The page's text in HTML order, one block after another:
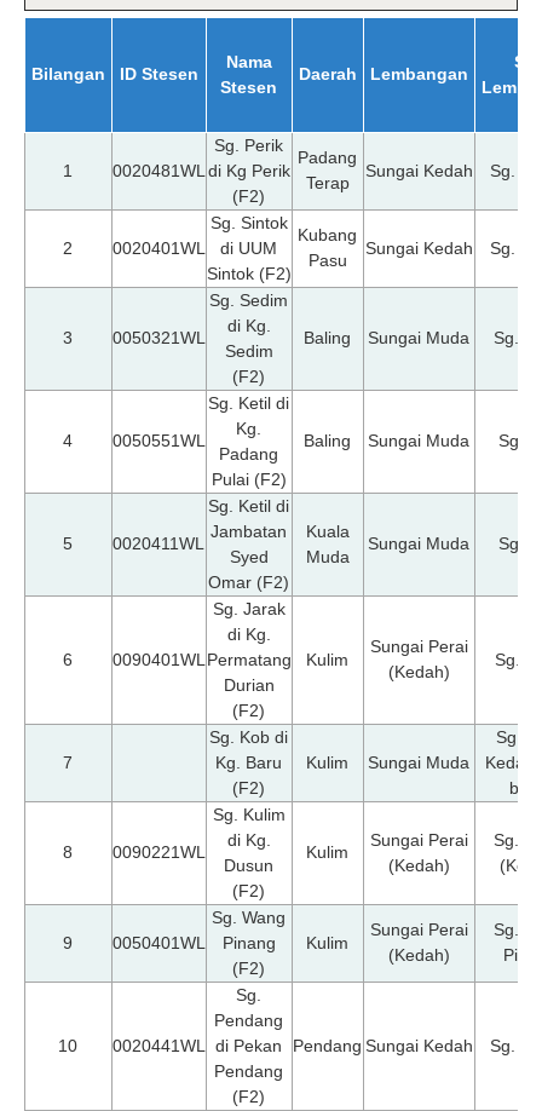
Bilangan ID Stesen
Nama
Stesen
Daerah Lembangan
1 0020481WL
Sg. Perik
di Kg Perik
(F2)
Padang
Terap
Sungai Kedah Sg.
2 0020401WL
Sg. Sintok
di UUM
Sintok (F2)
Kubang
Pasu
Sungai Kedah Sg.
3 0050321WL
Sg. Sedim
di Kg.
Sedim
(F2)
Baling Sungai Muda Sg.
4 0050551WL
Sg. Ketil di
Kg.
Padang
Pulai (F2)
Baling Sungai Muda Sg.
5 0020411WL
Sg. Ketil di
Jambatan
Syed
Omar (F2)
Kuala
Muda
Sungai Muda Sg.
6 0090401WL
Sg. Jarak
di Kg.
Permatang
Durian
(F2)
Kulim
Sungai Perai
(Kedah)
Sg.
7
Sg. Kob di
Kg. Baru
(F2)
Kulim Sungai Muda
Kedah
8 0090221WL
Sg. Kulim
di Kg.
Dusun
(F2)
Kulim
Sungai Perai
(Kedah)
Sg.
9 0050401WL
Sg. Wang
Pinang
(F2)
Kulim
Sungai Perai
(Kedah)
Sg.
10 0020441WL
Sg.
Pendang
di Pekan
Pendang
(F2)
Pendang Sungai Kedah Sg.